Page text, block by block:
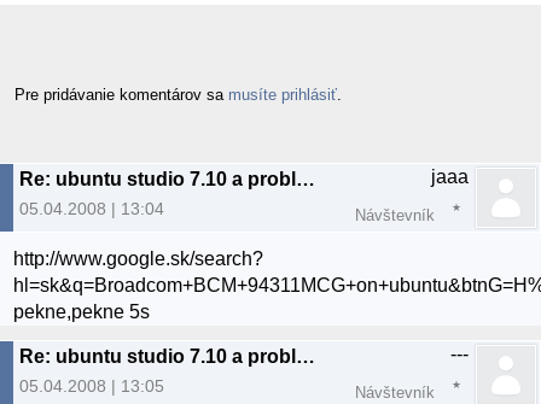
Pre pridávanie komentárov sa musíte prihlásiť
Re: ubuntu studio 7.10 a problem z wifi
05.04.2008 | 13:04
jaaa
Návštevník
http://www.google.sk/search?
pekne,pekne 5s
Re: ubuntu studio 7.10 a problem z wifi
05.04.2008 | 13:05
---
Návštevník